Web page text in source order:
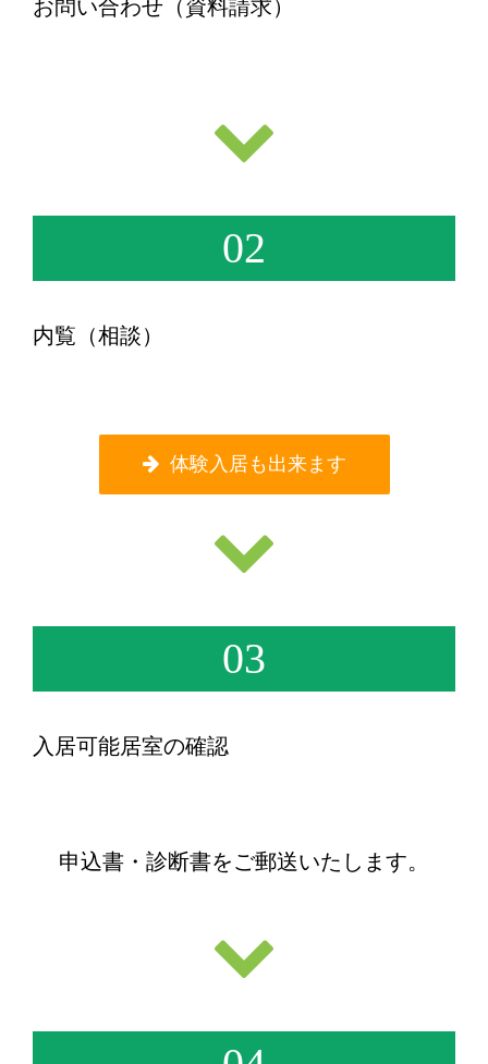
お問い合わせ（資料請求）
02
内覧（相談）
体験入居も出来ます
03
入居可能居室の確認
申込書・診断書をご郵送いたします。